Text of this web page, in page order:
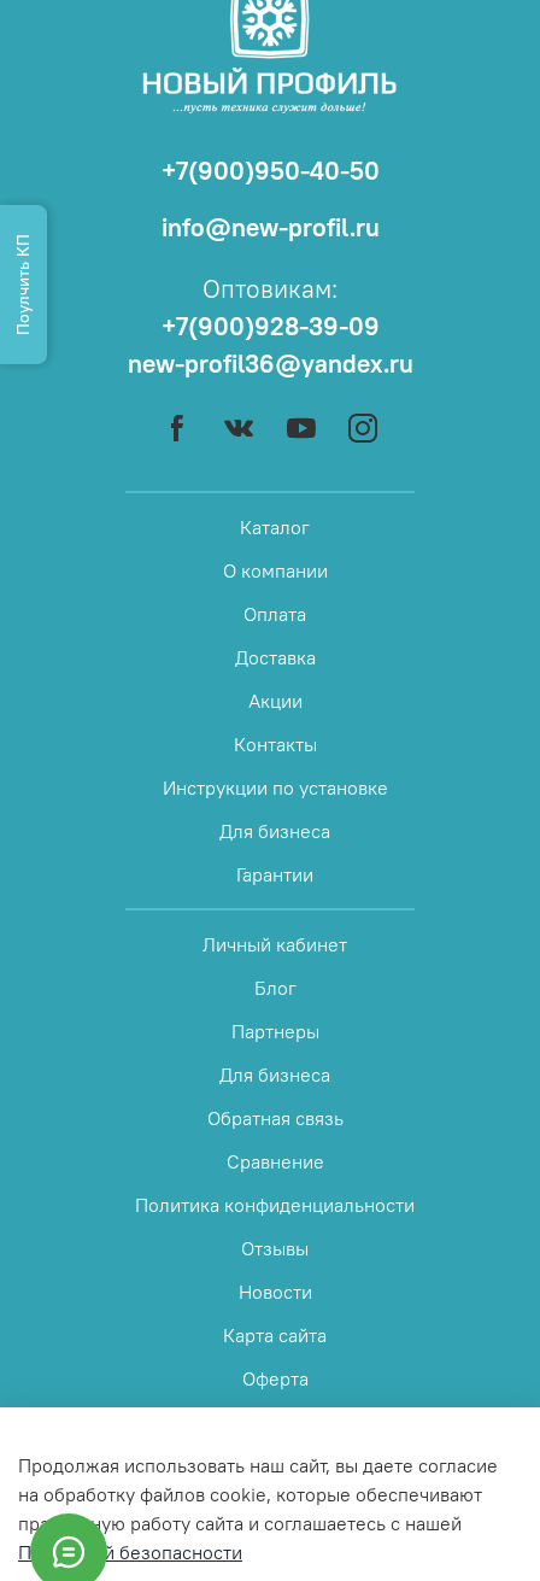
Каталог
О компании
Оплата
Доставка
Акции
Контакты
Инструкции по установке
Для бизнеса
Гарантии
Личный кабинет
Блог
Партнеры
Для бизнеса
Обратная связь
Сравнение
Политика конфиденциальности
Отзывы
Новости
Карта сайта
Оферта
+7(900)950-40-50
info@new-profil.ru
Оптовикам:
+7(900)928-39-09
new-profil36@yandex.ru
© 2025 Любое использование контента без письменного
Продолжая использовать наш сайт, вы даете согласие
на обработку файлов cookie, которые обеспечивают
правильную работу сайта и соглашаетесь с нашей
Политикой безопасности
Поулчить КП